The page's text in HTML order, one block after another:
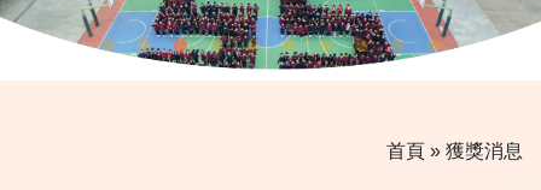
首頁 » 獲獎消息